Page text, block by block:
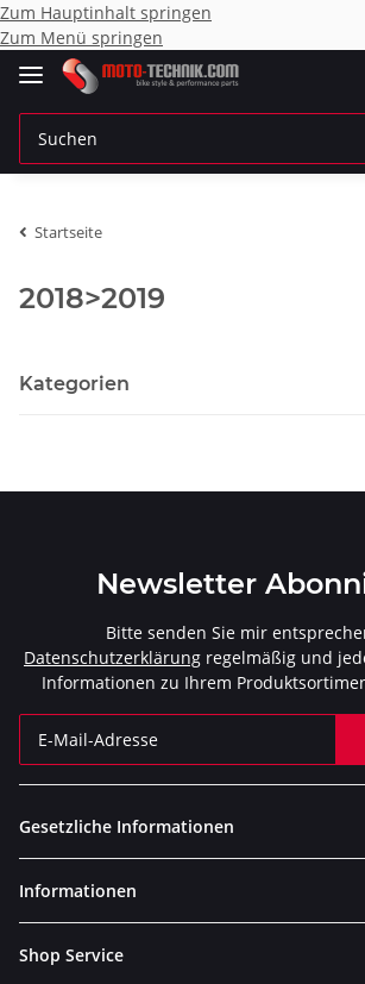
Zum Hauptinhalt springen
Zum Menü springen
Startseite
2018>2019
Kategorien
Newsletter
Bitte senden Sie mir
Datenschutzerklärung regelmäßig und
Informationen zu Ihrem
Gesetzliche Informationen
Informationen
Shop Service